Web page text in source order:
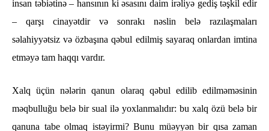
insan təbiətinə – hansının ki əsasını daim irəliyə gediş təşkil edir
– qarşı cinayətdir və sonrakı nəslin belə razılaşmaları
səlahiyyətsiz və özbaşına qəbul edilmiş sayaraq onlardan imtina
etməyə tam haqqı vardır.
Xalq üçün nələrin qanun olaraq qəbul edilib edilməməsinin
məqbulluğu belə bir sual ilə yoxlanmalıdır: bu xalq özü belə bir
qanuna tabe olmaq istəyirmi? Bunu müəyyən bir qısa zaman